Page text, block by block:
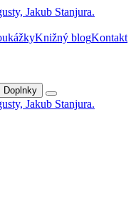
Knižný blogKontakt
Doplnky